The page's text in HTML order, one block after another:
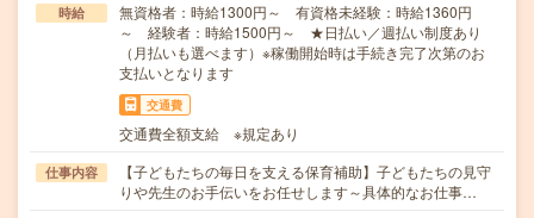
時給
無資格者：時給1300円～ 有資格未経験：時給1360円
～ 経験者：時給1500円～ ★日払い／週払い制度あり
（月払いも選べます）※稼働開始時は手続き完了次第のお
支払いとなります
交通費
交通費全額支給 ※規定あり
仕事内容
【子どもたちの毎日を支える保育補助】子どもたちの見守
りや先生のお手伝いをお任せします～具体的なお仕事…